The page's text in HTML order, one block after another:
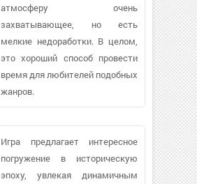
атмосферу очень
захватывающее, но есть
мелкие недоработки. В целом,
это хороший способ провести
время для любителей подобных
жанров.
Игра предлагает интересное
погружение в историческую
эпоху, увлекая динамичным